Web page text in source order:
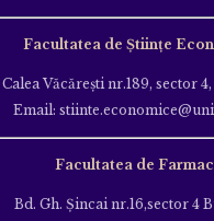
Facultatea de Științe
Calea Văcăreşti nr.189, sector
Email:
Facultatea de
Bd. Gh. Şincai nr.16,sector 4